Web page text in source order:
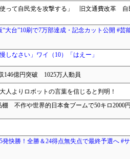
って自民党を攻撃する」 旧文通費改革 自
台”10刷で7万部達成・記念カット公開 #芸
しなさい」ワイ（10）「はえー」
146億円突破 1025万人動員
人よりロボットの言葉を信じると判明！
不作や世界的日本食ブームで50キロ2000
快勝！全勝＆24得点無失点で最終予選へ #